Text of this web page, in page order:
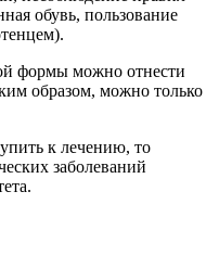
обувь, пользование
формы можно отнести
образом, можно только
к лечению, то
заболеваний